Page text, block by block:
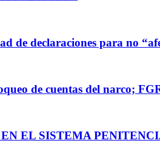
de declaraciones para no
de cuentas del narco;
EL SISTEMA